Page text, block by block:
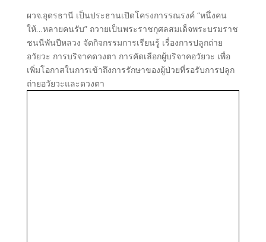
ผวจ.อุดรธานี เป็นประธานเปิดโครงการรณรงค์ “หนึ่งคน
ให้…หลายคนรับ” ถวายเป็นพระราชกุศลสมเด็จพระบรมราช
ชนนีพันปีหลวง จัดกิจกรรมการเรียนรู้ เรื่องการปลูกถ่าย
อวัยวะ การบริจาคดวงตา การคัดเลือกผู้บริจาคอวัยวะ เพื่อ
เพิ่มโอกาสในการเข้าถึงการรักษาของผู้ป่วยที่รอรับการปลูก
ถ่ายอวัยวะและดวงตา